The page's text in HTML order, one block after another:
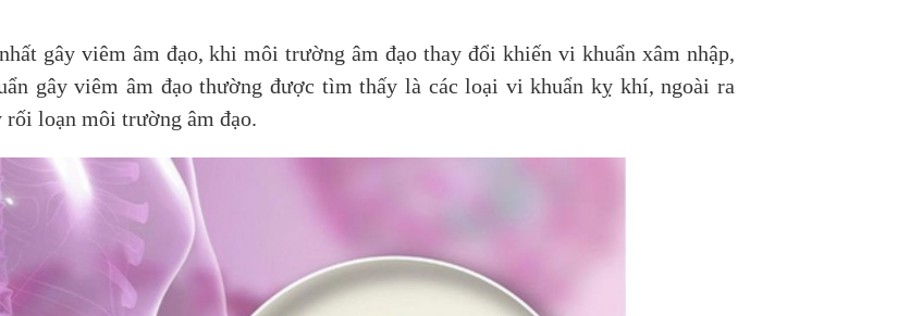
gây viêm âm đạo, khi môi trường âm đạo thay đổi khiến vi khuẩn xâm nhập,
gây viêm âm đạo thường được tìm thấy là các loại vi khuẩn kỵ khí, ngoài ra
rối loạn môi trường âm đạo.